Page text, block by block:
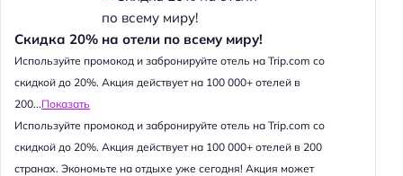
Скидка 20% на отели по всему миру!
Используйте промокод и забронируйте отель на Trip.com со
скидкой до 20%. Акция действует на 100 000+ отелей в
200...Показать
Используйте промокод и забронируйте отель на Trip.com со
скидкой до 20%. Акция действует на 100 000+ отелей в 200
странах. Экономьте на отдыхе уже сегодня! Акция может